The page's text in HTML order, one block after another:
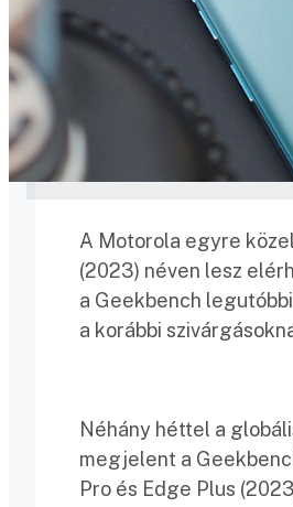
A Motorola egyre
(2023) néven lesz
a Geekbench
a korábbi
Néhány héttel a
megjelent a
Pro és Edge Plus